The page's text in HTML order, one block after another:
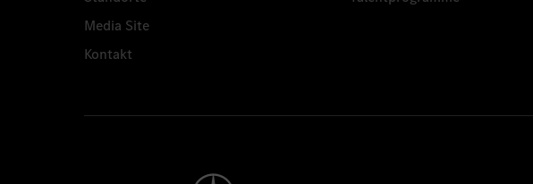
Media Site
Kontakt